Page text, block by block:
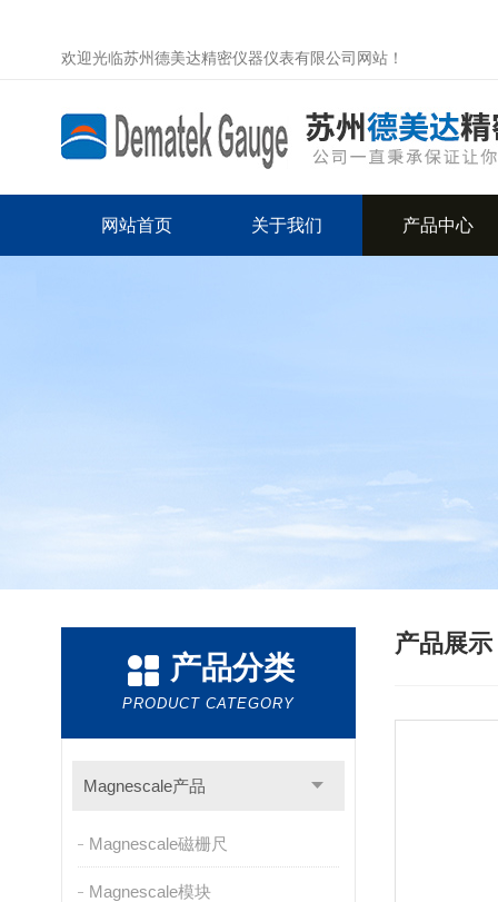
欢迎光临苏州德美达精密仪器仪表有限公司网站！
网站首页 关于我们 产品中心
产品分类
PRODUCT CATEGORY
Magnescale产品
Magnescale磁栅尺
Magnescale模块
产品展示